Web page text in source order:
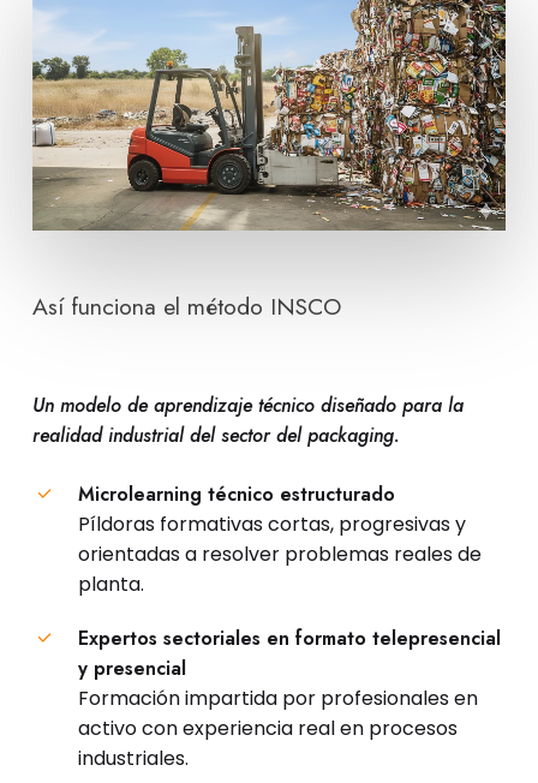
Así funciona el método INSCO
Un modelo de aprendizaje técnico diseñado para la
realidad industrial del sector del packaging.
Microlearning técnico estructurado
Píldoras formativas cortas, progresivas y
orientadas a resolver problemas reales de
planta.
Expertos sectoriales en formato telepresencial
y presencial
Formación impartida por profesionales en
activo con experiencia real en procesos
industriales.